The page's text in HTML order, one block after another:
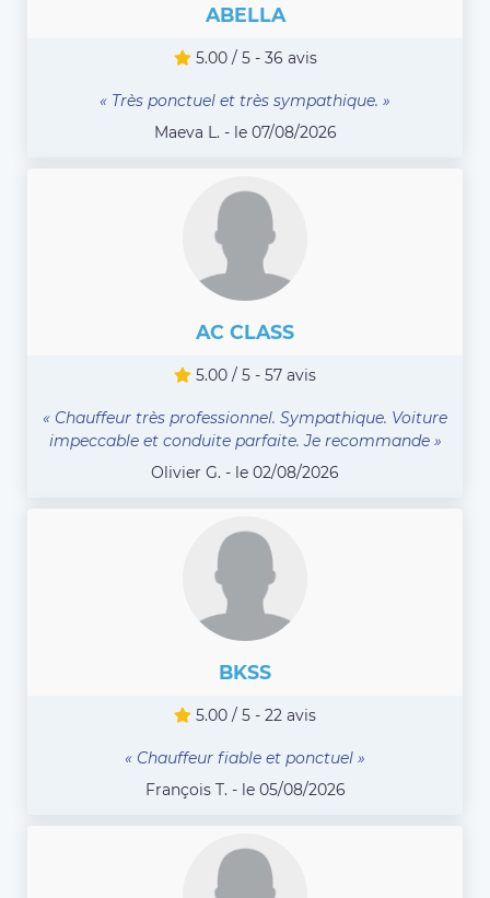
ABELLA
5.00 / 5 - 36 avis
« Très ponctuel et très sympathique. »
Maeva L. - le 07/08/2026
AC CLASS
5.00 / 5 - 57 avis
« Chauffeur très professionnel. Sympathique. Voiture
impeccable et conduite parfaite. Je recommande »
Olivier G. - le 02/08/2026
BKSS
5.00 / 5 - 22 avis
« Chauffeur fiable et ponctuel »
François T. - le 05/08/2026